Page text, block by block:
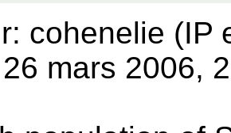
cohenelie (IP
mars 2006,